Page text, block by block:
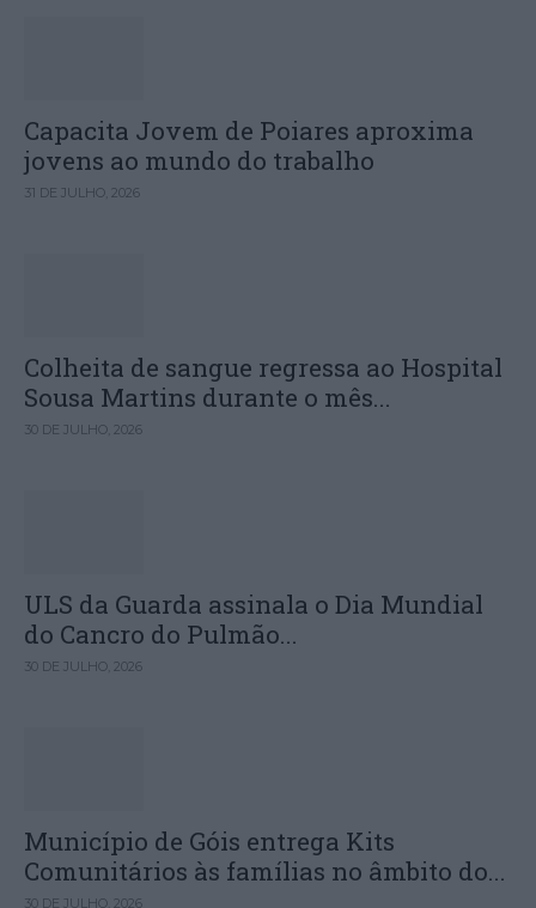
Capacita Jovem de Poiares aproxima
jovens ao mundo do trabalho
31 DE JULHO, 2026
Colheita de sangue regressa ao Hospital
Sousa Martins durante o mês...
30 DE JULHO, 2026
ULS da Guarda assinala o Dia Mundial
do Cancro do Pulmão...
30 DE JULHO, 2026
Município de Góis entrega Kits
Comunitários às famílias no âmbito do...
30 DE JULHO, 2026